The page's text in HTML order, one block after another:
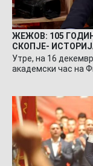
ЖЕЖОВ: 105
СКОПЈЕ-
Утре, на 16
академски час на